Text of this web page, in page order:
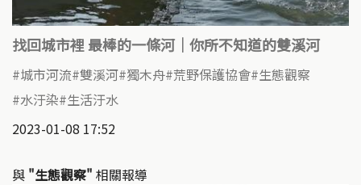
找回城市裡 最棒的一條河｜你所不知道的雙溪河
城市河流 雙溪河 獨木舟 荒野保護協會 生態觀察
水汙染 生活汙水
2023-01-08 17:52
與 "生態觀察" 相關報導